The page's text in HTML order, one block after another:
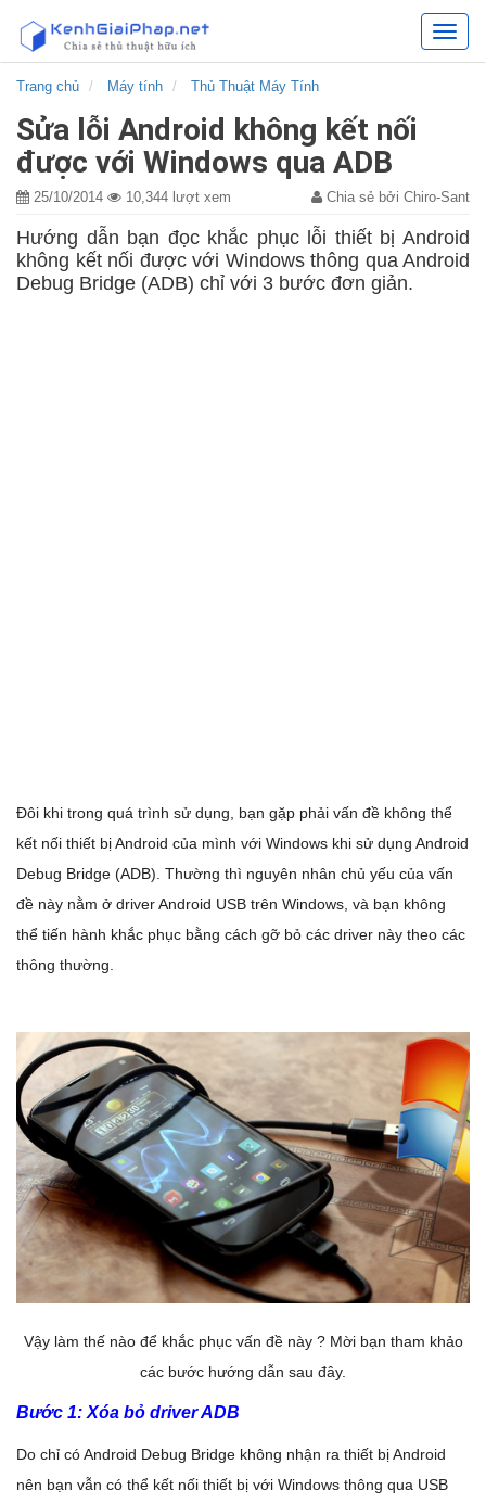
Kênh
ích
Trang chủ Máy tính Thủ Thuật Máy Tính
Sửa lỗi Android không kết nối
được với Windows qua ADB
25/10/2014 10,344 lượt xem Chia sẻ bởi Chiro-Sant
Hướng dẫn bạn đọc khắc phục lỗi thiết bị Android
không kết nối được với Windows thông qua Android
Debug Bridge (ADB) chỉ với 3 bước đơn giản.
Đôi khi trong quá trình sử dụng, bạn gặp phải vấn đề không thể
kết nối thiết bị Android của mình với Windows khi sử dụng Android
Debug Bridge (ADB). Thường thì nguyên nhân chủ yếu của vấn
đề này nằm ở driver Android USB trên Windows, và bạn không
thể tiến hành khắc phục bằng cách gỡ bỏ các driver này theo các
thông thường.
Vậy làm thế nào để khắc phục vấn đề này ? Mời bạn tham khảo
các bước hướng dẫn sau đây.
Bước 1: Xóa bỏ driver ADB
Do chỉ có Android Debug Bridge không nhận ra thiết bị Android
nên bạn vẫn có thể kết nối thiết bị với Windows thông qua USB